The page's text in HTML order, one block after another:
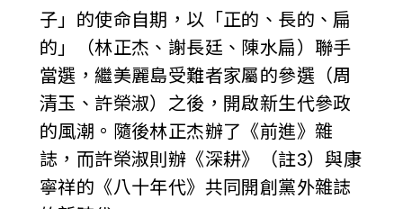
子」的使命自期，以「正的、長的、扁
的」（林正杰、謝長廷、陳水扁）聯手
當選，繼美麗島受難者家屬的參選（周
清玉、許榮淑）之後，開啟新生代參政
的風潮。隨後林正杰辦了《前進》雜
誌，而許榮淑則辦《深耕》（註3）與康
寧祥的《八十年代》共同開創黨外雜誌